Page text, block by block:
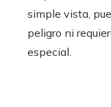
simple vista,
peligro ni
especial.